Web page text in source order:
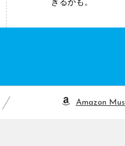
きるかも。
Amazon